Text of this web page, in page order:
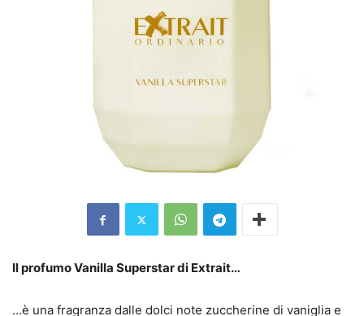
Il profumo Vanilla Superstar di Extrait…
…è una fragranza dalle dolci note zuccherine di vaniglia e